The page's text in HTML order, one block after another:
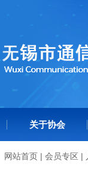
关于协会
网站首页 | 会员专区 |